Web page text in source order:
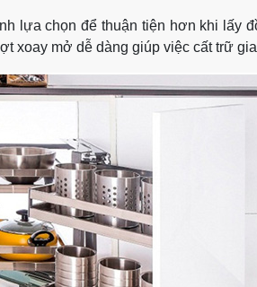
lựa chọn để thuận tiện hơn khi lấy
xoay mở dễ dàng giúp việc cất trữ